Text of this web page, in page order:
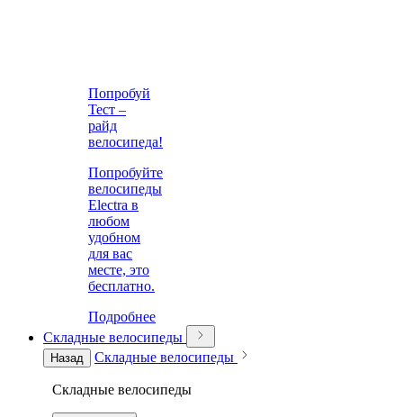
Попробуй
Тест –
райд
велосипеда!
Попробуйте
велосипеды
Electra в
любом
удобном
для вас
месте, это
бесплатно.
Подробнее
Складные велосипеды
Назад Складные велосипеды
Складные велосипеды